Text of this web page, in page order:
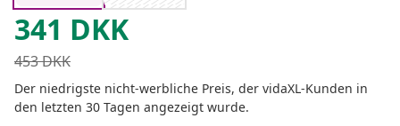
341 DKK
453DKK
Der niedrigste nicht-werbliche Preis, der vidaXL-Kunden in
den letzten 30 Tagen angezeigt wurde.